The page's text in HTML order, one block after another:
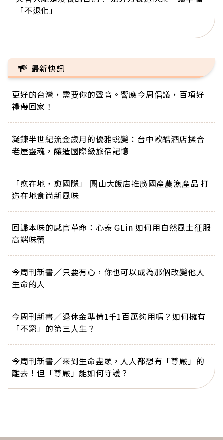
「不退化」
的家，我連作夢都講台語！」
丑」走進安養院，逗樂上萬爺奶：退休後才開始真
手，分享長壽的秘密原來是「這個」
巨蛋！連CNN都大讚！
最新快訊
更好的台灣，需要你的聲音。響應今周倡議，百項好
禮帶回家！
凝鍊半世紀流金歲月的優雅蛻變：台中歐酷酒店揉合
老屋靈魂，釀造國際級旅宿記憶
「愈在地，愈國際」 圓山大飯店推廣國產農漁產品 打
造在地食尚新風味
回歸本味的感官革命：心泰 GLin 如何用自然風土征服
高端味蕾
今周刊新書／只要有心，你也可以成為那個改變他人
生命的人
今周刊新書／退休金準備1千1百萬夠用嗎？如何擁有
「不窮」的第三人生？
今周刊新書／來到生命盡頭，人人都想有「尊嚴」的
離去！但「尊嚴」能如何守護？